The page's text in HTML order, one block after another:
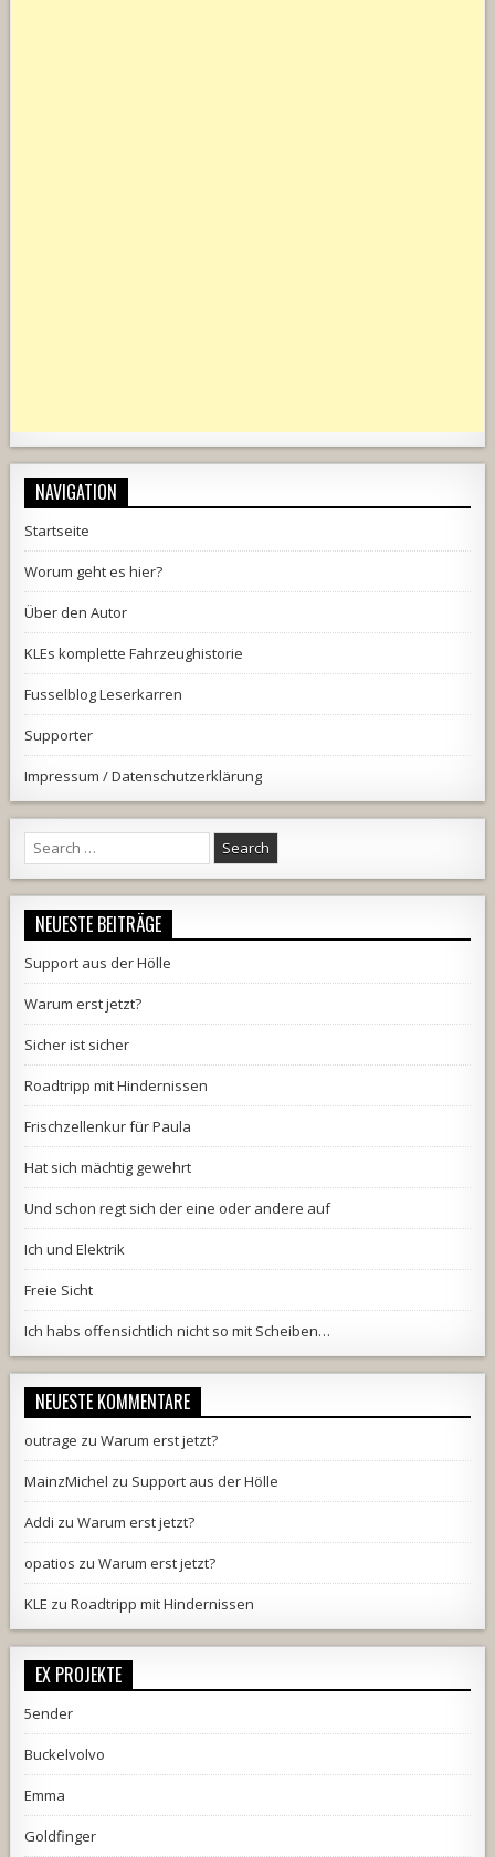
NAVIGATION
Startseite
Worum geht es hier?
Über den Autor
KLEs komplette Fahrzeughistorie
Fusselblog Leserkarren
Supporter
Impressum / Datenschutzerklärung
Search
for:
NEUESTE BEITRÄGE
Support aus der Hölle
Warum erst jetzt?
Sicher ist sicher
Roadtripp mit Hindernissen
Frischzellenkur für Paula
Hat sich mächtig gewehrt
Und schon regt sich der eine oder andere auf
Ich und Elektrik
Freie Sicht
Ich habs offensichtlich nicht so mit Scheiben…
NEUESTE KOMMENTARE
outrage zuWarum erst jetzt?
MainzMichel zu Support aus der Hölle
Addi zuWarum erst jetzt?
opatios zuWarum erst jetzt?
KLE zuRoadtripp mit Hindernissen
EX PROJEKTE
5ender
Buckelvolvo
Emma
Goldfinger